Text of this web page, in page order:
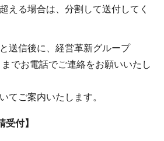
える場合は、分割して送付してく
送信後に、経営革新グループ
までお電話でご連絡をお願いいたし
てご案内いたします。
受付】